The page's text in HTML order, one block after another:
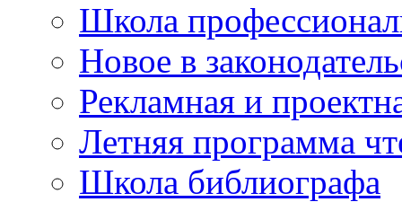
Школа
Новое в
Рекламная и
Летняя программа
Школа библиографа